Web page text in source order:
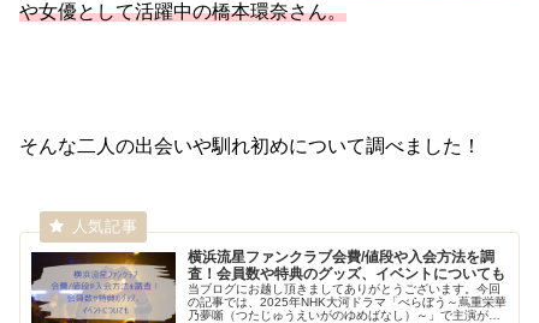
や女優として活躍中の橋本環奈さん。
そんな二人の出会いや馴れ初めについて調べました！
横浜流星ファンクラブ会費/値段や入会方法を調
査！会員数や特典のグッズ、イベントについても
当ブログにお越し頂きましてありがとうございます。今回
の記事では、2025年NHK大河ドラマ「べらぼう～蔦重栄華
乃夢噺（つたじゅうえいがのゆめばなし）～」で主演が決